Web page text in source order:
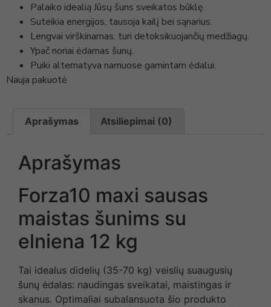
Palaiko idealią Jūsų šuns sveikatos būklę.
Suteikia energijos, tausoja kailį bei sąnarius.
Lengvai virškinamas, turi detoksikuojančių medžiagų.
Ypač noriai ėdamas šunų.
Puiki alternatyva namuose gamintam ėdalui.
Nauja pakuotė
Aprašymas Atsiliepimai (0)
Aprašymas
Forza10 maxi sausas
maistas šunims su
elniena 12 kg
Tai idealus didelių (35-70 kg) veislių suaugusių
šunų ėdalas: naudingas sveikatai, maistingas ir
skanus. Optimaliai subalansuota šio produkto